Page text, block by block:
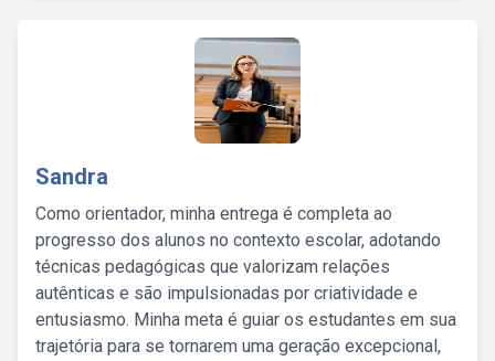
Sandra
Como orientador, minha entrega é completa ao
progresso dos alunos no contexto escolar, adotando
técnicas pedagógicas que valorizam relações
autênticas e são impulsionadas por criatividade e
entusiasmo. Minha meta é guiar os estudantes em sua
trajetória para se tornarem uma geração excepcional,